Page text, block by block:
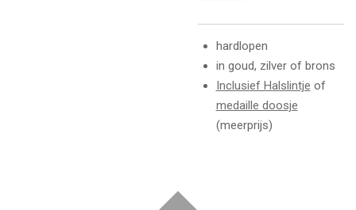
hardlopen
in goud, zilver of brons
Inclusief Halslintje of
medaille doosje
(meerprijs)